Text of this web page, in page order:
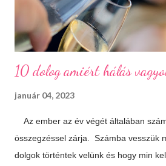
Makovecz Imre által tervezett Szent
10 dolog amiért hálás
január 04, 2023
Az ember az év végét általában
összegzéssel zárja. Számba vesszük
dolgok történtek velünk és hogy min